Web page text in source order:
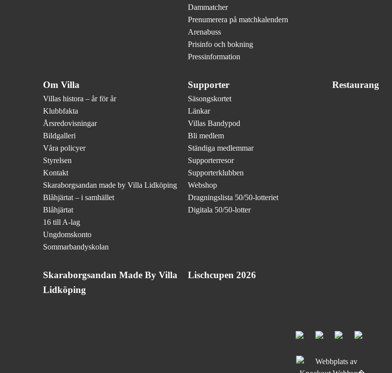
Dammatcher
Prenumerera på matchkalendern
Arenabuss
Prisinfo och bokning
Pressinformation
Om Villa
Villas histora – år för år
Klubbfakta
Årsredovisningar
Bildgalleri
Våra policyer
Styrelsen
Kontakt
Skaraborgsandan made by Villa Lidköping
Blåhjärtat – i samhället
Blåhjärtat
16 till A-lag
Ungdomskonto
Sommarbandyskolan
Supporter
Säsongskortet
Länkar
Villas Bandypod
Bli medlem
Ständiga medlemmar
Supporterresor
Supporterklubben
Webshop
Dragningslista 50/50-lotteriet
Digitala 50/50-lotter
Restaurang
Skaraborgsandan Made By Villa
Lidköping
Lischcupen 2026